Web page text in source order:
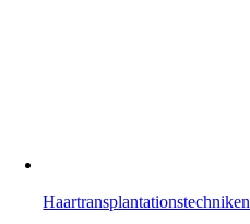
Haartransplantationstechniken